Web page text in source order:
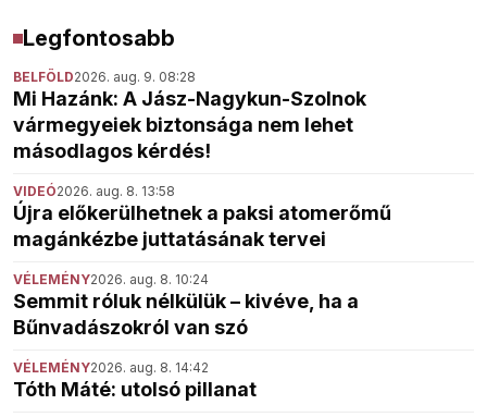
Legfontosabb
BELFÖLD2026. aug. 9. 08:28
Mi Hazánk: A Jász-Nagykun-Szolnok
vármegyeiek biztonsága nem lehet
másodlagos kérdés!
VIDEÓ2026. aug. 8. 13:58
Újra előkerülhetnek a paksi atomerőmű
magánkézbe juttatásának tervei
VÉLEMÉNY2026. aug. 8. 10:24
Semmit róluk nélkülük – kivéve, ha a
Bűnvadászokról van szó
VÉLEMÉNY2026. aug. 8. 14:42
Tóth Máté: utolsó pillanat